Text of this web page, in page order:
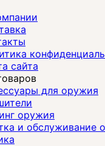
сайта
для оружия
оружия
и обслуживание